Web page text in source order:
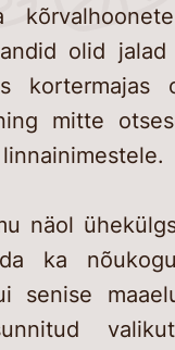
olid jalad
kortermajas
mitte
näol
ka
senise